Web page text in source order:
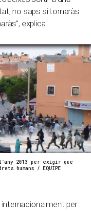
no saps si tornaràs
explica.
2013 per exigir que
humans / EQUIPE
per